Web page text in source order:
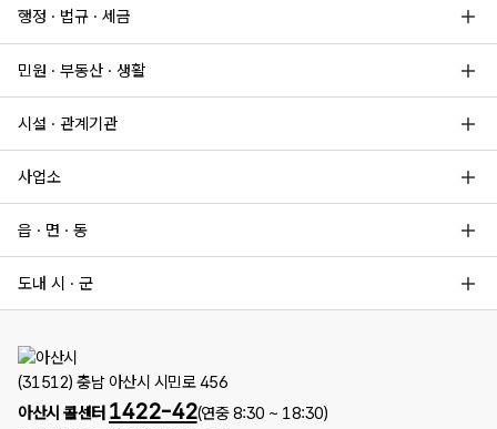
행정 · 법규 · 세금
민원 · 부동산 · 생활
시설 · 관계기관
사업소
읍 · 면 · 동
도내 시 · 군
(31512) 충남 아산시 시민로 456
아산시 콜센터 1422-42(연중 8:30 ~ 18:30)